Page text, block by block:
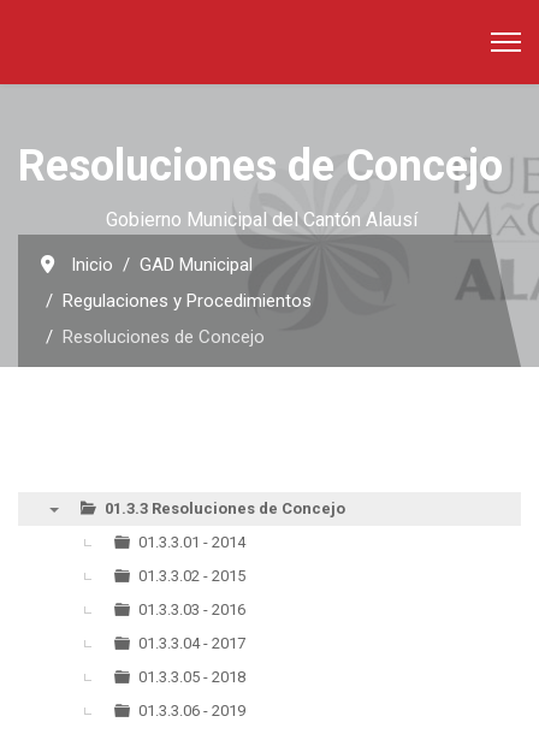
Resoluciones de Concejo
Gobierno Municipal del Cantón Alausí
Inicio
GAD Municipal
Regulaciones y Procedimientos
Resoluciones de Concejo
01.3.3 Resoluciones de Concejo
01.3.3.01 - 2014
01.3.3.02 - 2015
01.3.3.03 - 2016
01.3.3.04 - 2017
01.3.3.05 - 2018
01.3.3.06 - 2019